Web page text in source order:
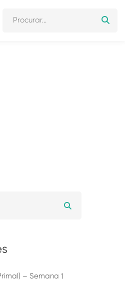
– Semana 1